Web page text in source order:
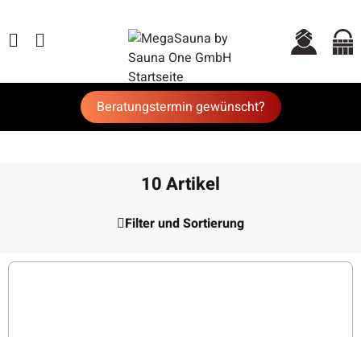
Beratungstermin gewünscht?
10 Artikel
Filter und Sortierung